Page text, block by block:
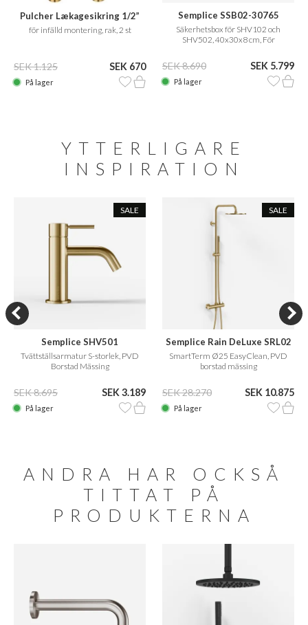
Pulcher Lækagesikring 1/2”
för infälld montering, rak, 2 st
SEK 1.125 SEK 670
På lager
Semplice SSB02-30765
Säkerhetsbox för SHV102 och
SHV502, 40x30x8 cm, För
SEK 8.690 SEK 5.799
På lager
YTTERLIGARE
INSPIRATION
SALE
Semplice SHV501
Tvättställsarmatur S-storlek, PVD
Borstad Mässing
SEK 8.695 SEK 3.189
På lager
SALE
Semplice Rain DeLuxe SRL02
SmartTerm Ø25 EasyClean, PVD
borstad mässing
SEK 28.270 SEK 10.875
På lager
ANDRA HAR OCKSÅ
TITTAT PÅ
PRODUKTERNA